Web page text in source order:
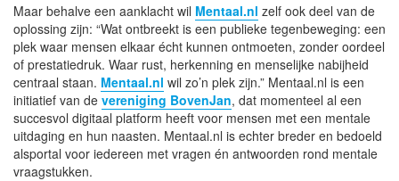
Maar behalve een aanklacht wil Mentaal.nl zelf ook deel van de
oplossing zijn: “Wat ontbreekt is een publieke tegenbeweging: een
plek waar mensen elkaar écht kunnen ontmoeten, zonder oordeel
of prestatiedruk. Waar rust, herkenning en menselijke nabijheid
centraal staan. Mentaal.nl wil zo’n plek zijn.” Mentaal.nl is een
initiatief van de vereniging BovenJan, dat momenteel al een
succesvol digitaal platform heeft voor mensen met een mentale
uitdaging en hun naasten. Mentaal.nl is echter breder en bedoeld
alsportal voor iedereen met vragen én antwoorden rond mentale
vraagstukken.